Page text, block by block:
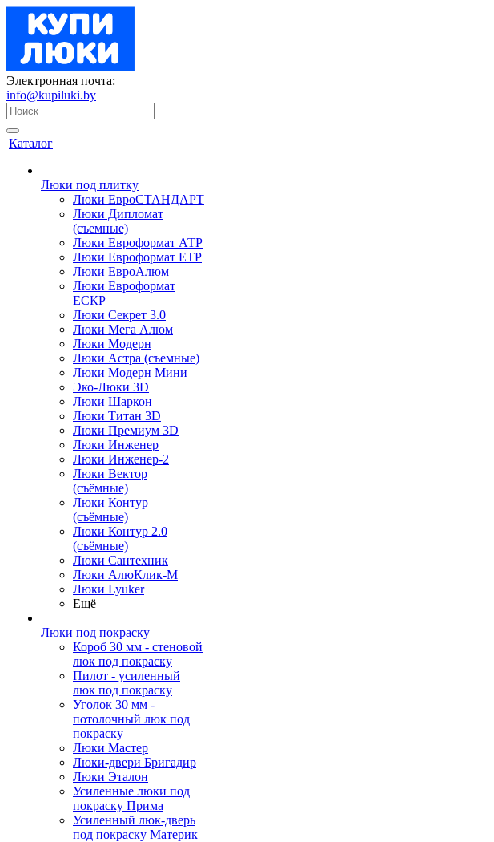
Электронная почта:
info@kupiluki.by
Каталог
Люки под плитку
Люки ЕвроСТАНДАРТ
Люки Дипломат
(съемные)
Люки Евроформат АТР
Люки Евроформат ЕТР
Люки ЕвроАлюм
Люки Евроформат
ЕСКР
Люки Секрет 3.0
Люки Мега Алюм
Люки Модерн
Люки Астра (съемные)
Люки Модерн Мини
Эко-Люки 3D
Люки Шаркон
Люки Титан 3D
Люки Премиум 3D
Люки Инженер
Люки Инженер-2
Люки Вектор
(съёмные)
Люки Контур
(съёмные)
Люки Контур 2.0
(съёмные)
Люки Сантехник
Люки АлюКлик-М
Люки Lyuker
Ещё
Люки под покраску
Короб 30 мм - стеновой
люк под покраску
Пилот - усиленный
люк под покраску
Уголок 30 мм -
потолочный люк под
покраску
Люки Мастер
Люки-двери Бригадир
Люки Эталон
Усиленные люки под
покраску Прима
Усиленный люк-дверь
под покраску Материк